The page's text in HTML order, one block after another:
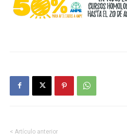
< Artículo anterior